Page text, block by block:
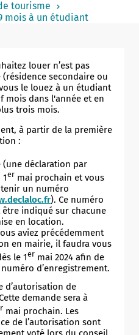
Notaire
tourisme
mois à un étudiant
louer n’est pas
secondaire ou
le louez à un étudiant
mois dans l'année et en
trois mois.
à partir de la première
:
(une déclaration par
er mai prochain et vous
un numéro
). Ce numéro
indiqué sur chacune
en location.
aviez précédemment
en mairie, il faudra vous
le 1er mai 2024 afin de
d’enregistrement.
d’autorisation de
demande sera à
mai prochain. Les
de l’autorisation sont